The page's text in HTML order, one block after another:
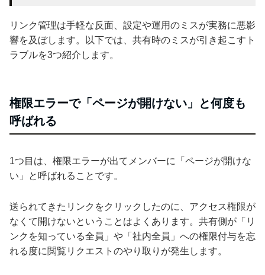
リンク管理は手軽な反面、設定や運用のミスが実務に悪影
響を及ぼします。以下では、共有時のミスが引き起こすト
ラブルを3つ紹介します。
権限エラーで「ページが開けない」と何度も
呼ばれる
1つ目は、権限エラーが出てメンバーに「ページが開けな
い」と呼ばれることです。
送られてきたリンクをクリックしたのに、アクセス権限が
なくて開けないということはよくあります。共有側が「リ
ンクを知っている全員」や「社内全員」への権限付与を忘
れる度に閲覧リクエストのやり取りが発生します。